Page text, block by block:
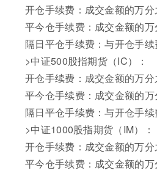
开仓手续费：成交金额的万分
平今仓手续费：成交金额的万
隔日平仓手续费：与开仓手
>中证500股指期货（IC）：
开仓手续费：成交金额的万分
平今仓手续费：成交金额的万
隔日平仓手续费：与开仓手
>中证1000股指期货（IM）：
开仓手续费：成交金额的万分
平今仓手续费：成交金额的万